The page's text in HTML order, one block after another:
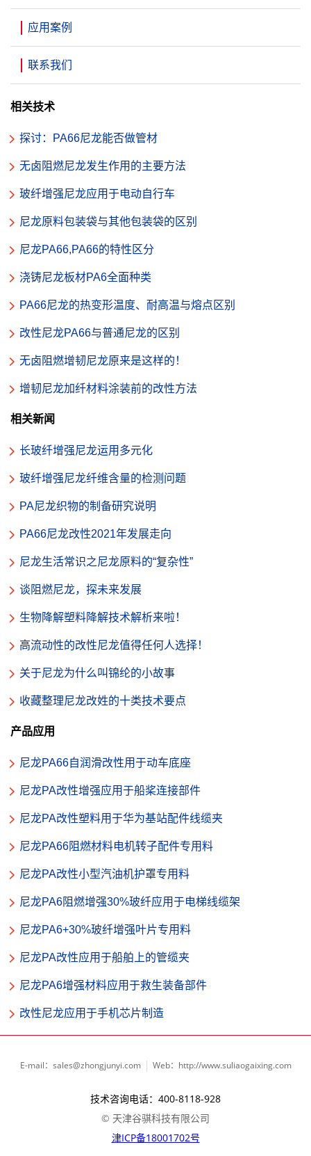
应用案例
联系我们
相关技术
探讨：PA66尼龙能否做管材
无卤阻燃尼龙发生作用的主要方法
玻纤增强尼龙应用于电动自行车
尼龙原料包装袋与其他包装袋的区别
尼龙PA66,PA66的特性区分
浇铸尼龙板材PA6全面种类
PA66尼龙的热变形温度、耐高温与熔点区别
改性尼龙PA66与普通尼龙的区别
无卤阻燃增韧尼龙原来是这样的！
增韧尼龙加纤材料涂装前的改性方法
相关新闻
长玻纤增强尼龙运用多元化
玻纤增强尼龙纤维含量的检测问题
PA尼龙织物的制备研究说明
PA66尼龙改性2021年发展走向
尼龙生活常识之尼龙原料的“复杂性”
谈阻燃尼龙，探未来发展
生物降解塑料降解技术解析来啦！
高流动性的改性尼龙值得任何人选择！
关于尼龙为什么叫锦纶的小故事
收藏整理尼龙改姓的十类技术要点
产品应用
尼龙PA66自润滑改性用于动车底座
尼龙PA改性增强应用于船桨连接部件
尼龙PA改性塑料用于华为基站配件线缆夹
尼龙PA66阻燃材料电机转子配件专用料
尼龙PA改性小型汽油机护罩专用料
尼龙PA6阻燃增强30%玻纤应用于电梯线缆架
尼龙PA6+30%玻纤增强叶片专用料
尼龙PA改性应用于船舶上的管缆夹
尼龙PA6增强材料应用于救生装备部件
改性尼龙应用于手机芯片制造
E-mail：sales@zhongjunyi.com Web：http://www.suliaogaixing.com
技术咨询电话：400-8118-928
© 天津谷骐科技有限公司
津ICP备18001702号